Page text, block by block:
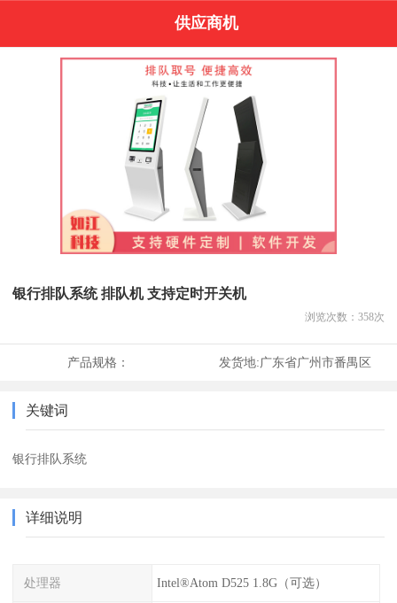
供应商机
银行排队系统 排队机 支持定时开关机
浏览次数： 358次
产品规格： 发货地:广东省广州市番禺区
关键词
银行排队系统
详细说明
处理器 Intel®Atom D525 1.8G（可选）